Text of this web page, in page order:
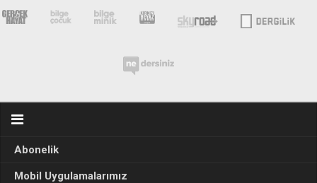
Abonelik
Mobil Uygulamalarımız